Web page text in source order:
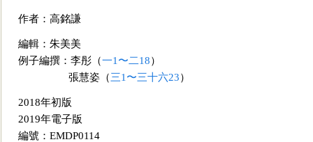
作者：高銘謙
編輯：朱美美
例子編撰：李彤（一1〜二18）
張慧姿（三1〜三十六23）
2018年初版
2019年電子版
編號： EMDP0114